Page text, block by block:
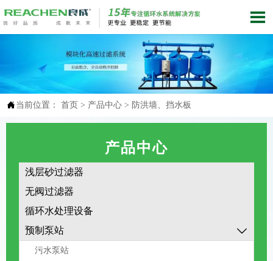

 当前位置： 首页 > 产品中心 > 防洪墙、挡水板
产品中心
浅层砂过滤器
无阀过滤器
循环水处理设备
预制泵站

污水泵站